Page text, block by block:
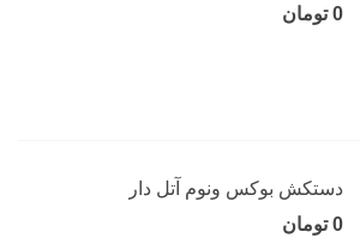
0 تومان
دستکش بوکس ونوم آتل دار
0 تومان